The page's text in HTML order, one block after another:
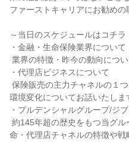
ファーストキャリアにお勧めの
～当日のスケジュールはコチラ
・金融・生命保険業界について
・代理店ビジネスについて
環境変化についてお話いたしま
・プルデンシャルグループ/ジ
命・代理店チャネルの特徴や戦